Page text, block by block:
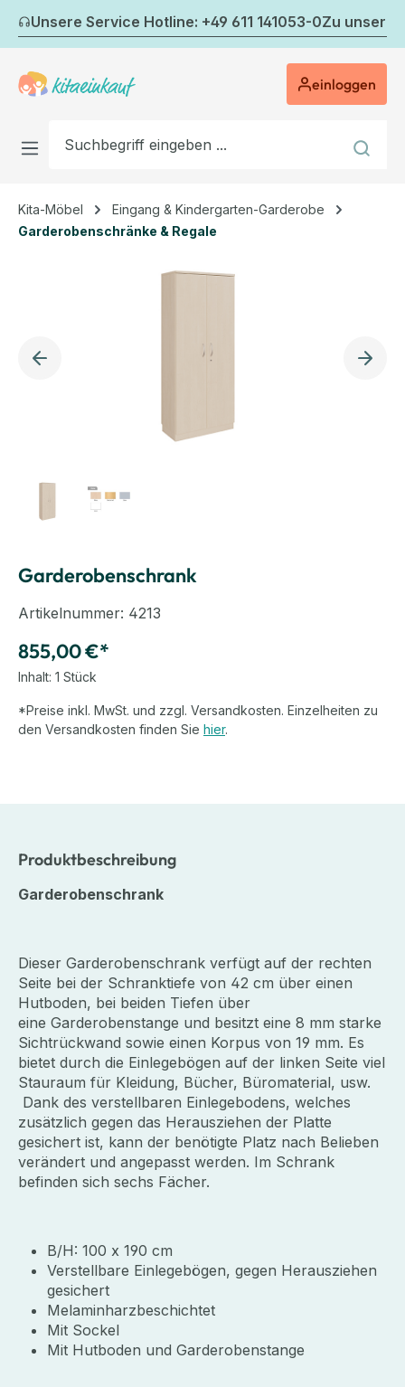
Zum Hauptinhalt springen
Unsere Service Hotline: +49 611 141053-0Zu
einloggen
Kita-Möbel
Eingang & Kindergarten-Garderobe
Garderobenschränke & Regale
Bildergalerie überspringen
Garderobenschrank
Artikelnummer: 4213
855,00 €*
Inhalt: 1 Stück
*Preise inkl. MwSt. und zzgl. Versandkosten. Einzelheiten zu
den Versandkosten finden Sie hier.
Produktbeschreibung
Garderobenschrank
Dieser Garderobenschrank verfügt auf der rechten
Seite bei der Schranktiefe von 42 cm über einen
Hutboden, bei beiden Tiefen über
eine Garderobenstange und besitzt eine 8 mm starke
Sichtrückwand sowie einen Korpus von 19 mm. Es
bietet durch die Einlegebögen auf der linken Seite viel
Stauraum für Kleidung, Bücher, Büromaterial, usw.
Dank des verstellbaren Einlegebodens, welches
zusätzlich gegen das Herausziehen der Platte
gesichert ist, kann der benötigte Platz nach Belieben
verändert und angepasst werden. Im Schrank
befinden sich sechs Fächer.
B/H: 100 x 190 cm
Verstellbare Einlegebögen, gegen Herausziehen
gesichert
Melaminharzbeschichtet
Mit Sockel
Mit Hutboden und Garderobenstange